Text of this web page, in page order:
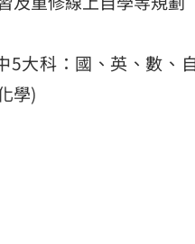
5大科：國、英、數、
學)